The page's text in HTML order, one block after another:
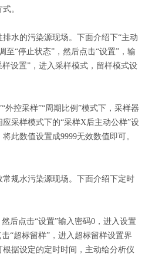
。
的污染源现场。下面介绍下“主动
至“停止状态”，然后点击“设置”，输
设置”，进入采样模式，留样模式设
控采样”“周期比例”模式下，采样器
采样模式下的“采样X后主动公样”设
此数值设置成9999无效数值即可。
规水污染源现场。下面介绍下定时
点击“设置”输入密码0，进入设置
“超标留样”，进入超标留样设置界
据设定的定时时间，主动给分析仪